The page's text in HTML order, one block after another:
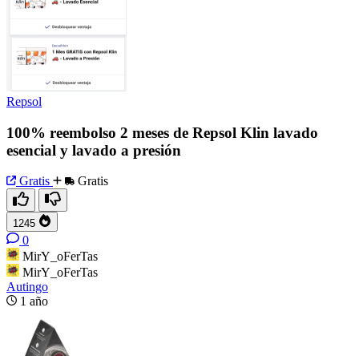
Repsol
100% reembolso 2 meses de Repsol Klin lavado
esencial y lavado a presión
Gratis Gratis
1245
0
MirY_oFerTas
MirY_oFerTas
Autingo
1 año